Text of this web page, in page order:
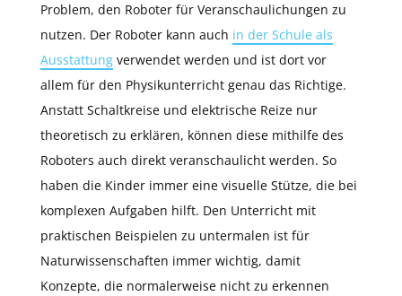
Problem, den Roboter für Veranschaulichungen zu
nutzen. Der Roboter kann auch in der Schule als
Ausstattung verwendet werden und ist dort vor
allem für den Physikunterricht genau das Richtige.
Anstatt Schaltkreise und elektrische Reize nur
theoretisch zu erklären, können diese mithilfe des
Roboters auch direkt veranschaulicht werden. So
haben die Kinder immer eine visuelle Stütze, die bei
komplexen Aufgaben hilft. Den Unterricht mit
praktischen Beispielen zu untermalen ist für
Naturwissenschaften immer wichtig, damit
Konzepte, die normalerweise nicht zu erkennen